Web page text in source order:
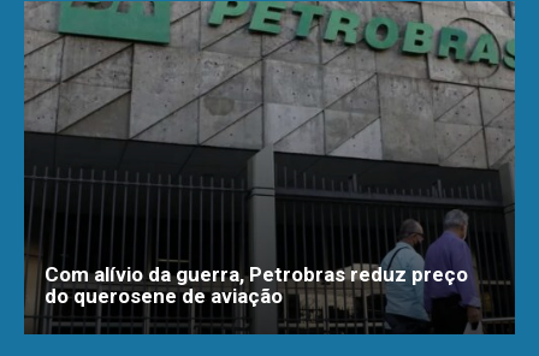
Com alívio da guerra, Petrobras reduz preço
do querosene de aviação